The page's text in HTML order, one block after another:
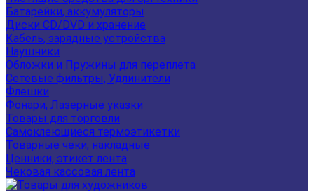
Батарейки, аккумуляторы
Диски CD/DVD и хранение
Кабель, зарядные устройства
Наушники
Обложки и Пружины для переплета
Сетевые фильтры, Удлинители
Флешки
Фонари, Лазерные указки
Товары для торговли
Самоклеющиеся термоэтикетки
Товарные чеки, накладные
Ценники, этикет лента
Чековая кассовая лента